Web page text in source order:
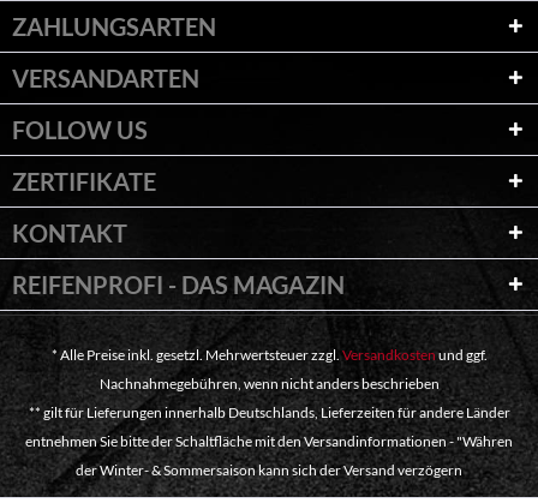
ZAHLUNGSARTEN
VERSANDARTEN
FOLLOW US
ZERTIFIKATE
KONTAKT
REIFENPROFI - DAS MAGAZIN
* Alle Preise inkl. gesetzl. Mehrwertsteuer zzgl.Versandkosten und ggf.
Nachnahmegebühren, wenn nicht anders beschrieben
** gilt für Lieferungen innerhalb Deutschlands, Lieferzeiten für andere Länder
entnehmen Sie bitte der Schaltfläche mit den Versandinformationen - "Währen
der Winter- & Sommersaison kann sich der Versand verzögern